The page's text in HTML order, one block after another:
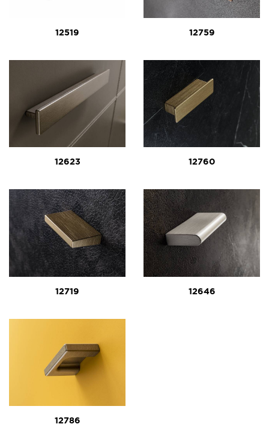
12519 12759
12623 12760
12719 12646
12786